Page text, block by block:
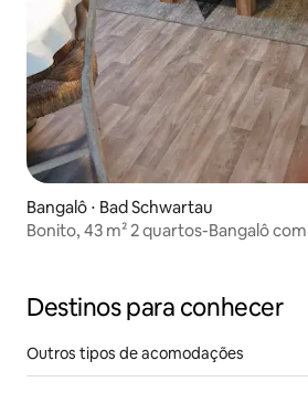
Bangalô ⋅ Bad Schwartau
Bonito, 43 m² 2 quartos-Bangalô
Destinos para conhecer
Outros tipos de acomodações